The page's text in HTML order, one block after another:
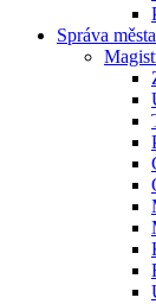
Správa města